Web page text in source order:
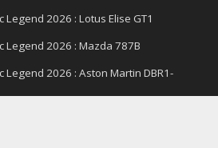
Legend 2026 : Lotus Elise GT1
Legend 2026 : Mazda 787B
Legend 2026 : Aston Martin DBR1-